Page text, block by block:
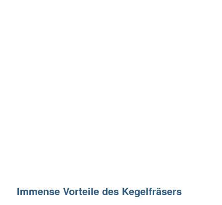
Immense Vorteile des Kegelfräsers